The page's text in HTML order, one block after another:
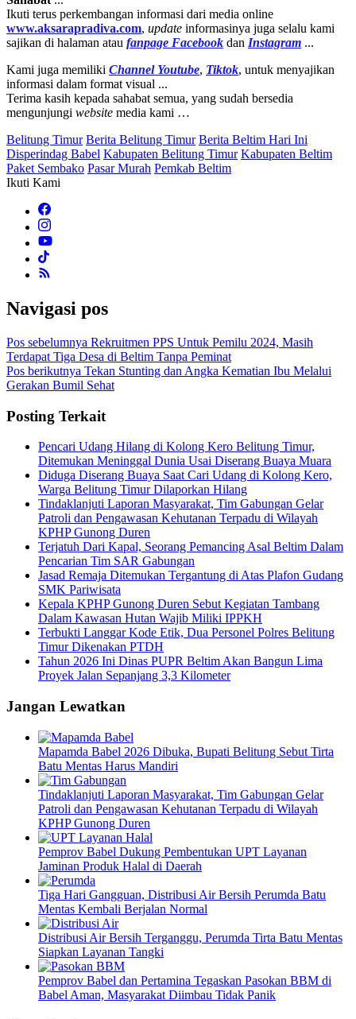
Ikuti terus perkembangan informasi dari media online
www.aksarapradiva.com, update informasinya juga selalu kami
sajikan di halaman atau fanpage Facebook dan Instagram ...
Kami juga memiliki Channel Youtube, Tiktok, untuk menyajikan
informasi dalam format visual ...
Terima kasih kepada sahabat semua, yang sudah bersedia
mengunjungi website media kami …
Belitung Timur Berita Belitung Timur Berita Beltim Hari Ini
Disperindag Babel Kabupaten Belitung Timur Kabupaten Beltim
Paket Sembako Pasar Murah Pemkab Beltim
Ikuti Kami
Navigasi pos
Pos sebelumnya Rekruitmen PPS Untuk Pemilu 2024, Masih
Terdapat Tiga Desa di Beltim Tanpa Peminat
Pos berikutnya Tekan Stunting dan Angka Kematian Ibu Melalui
Gerakan Bumil Sehat
Posting Terkait
Pencari Udang Hilang di Kolong Kero Belitung Timur,
Ditemukan Meninggal Dunia Usai Diserang Buaya Muara
Diduga Diserang Buaya Saat Cari Udang di Kolong Kero,
Warga Belitung Timur Dilaporkan Hilang
Tindaklanjuti Laporan Masyarakat, Tim Gabungan Gelar
Patroli dan Pengawasan Kehutanan Terpadu di Wilayah
KPHP Gunong Duren
Terjatuh Dari Kapal, Seorang Pemancing Asal Beltim Dalam
Pencarian Tim SAR Gabungan
Jasad Remaja Ditemukan Tergantung di Atas Plafon Gudang
SMK Pariwisata
Kepala KPHP Gunong Duren Sebut Kegiatan Tambang
Dalam Kawasan Hutan Wajib Miliki IPPKH
Terbukti Langgar Kode Etik, Dua Personel Polres Belitung
Timur Dikenakan PTDH
Tahun 2026 Ini Dinas PUPR Beltim Akan Bangun Lima
Proyek Jalan Sepanjang 3,3 Kilometer
Jangan Lewatkan
Mapamda Babel 2026 Dibuka, Bupati Belitung Sebut Tirta
Batu Mentas Harus Mandiri
Tindaklanjuti Laporan Masyarakat, Tim Gabungan Gelar
Patroli dan Pengawasan Kehutanan Terpadu di Wilayah
KPHP Gunong Duren
Pemprov Babel Dukung Pembentukan UPT Layanan
Jaminan Produk Halal di Daerah
Tiga Hari Gangguan, Distribusi Air Bersih Perumda Batu
Mentas Kembali Berjalan Normal
Distribusi Air Bersih Terganggu, Perumda Tirta Batu Mentas
Siapkan Layanan Tangki
Pemprov Babel dan Pertamina Tegaskan Pasokan BBM di
Babel Aman, Masyarakat Diimbau Tidak Panik